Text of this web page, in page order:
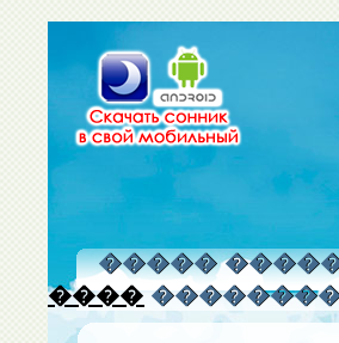
�����
����